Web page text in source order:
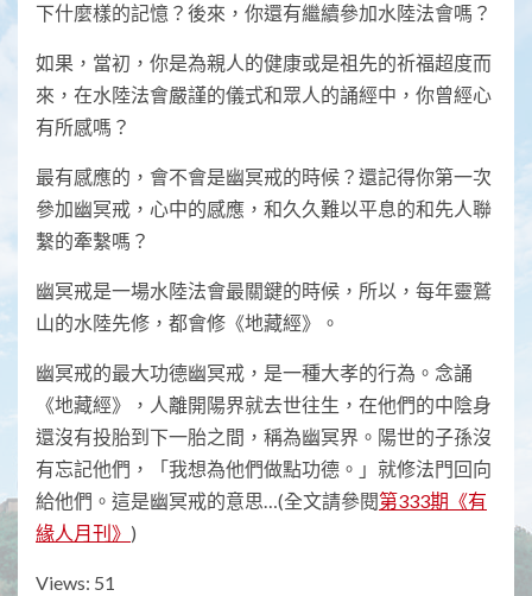
下什麼樣的記憶？後來，你還有繼續參加水陸法會嗎？
如果，當初，你是為親人的健康或是祖先的祈福超度而
來，在水陸法會嚴謹的儀式和眾人的誦經中，你曾經心
有所感嗎？
最有感應的，會不會是幽冥戒的時候？還記得你第一次
參加幽冥戒，心中的感應，和久久難以平息的和先人聯
繫的牽繫嗎？
幽冥戒是一場水陸法會最關鍵的時候，所以，每年靈鷲
山的水陸先修，都會修《地藏經》。
幽冥戒的最大功德幽冥戒，是一種大孝的行為。念誦
《地藏經》，人離開陽界就去世往生，在他們的中陰身
還沒有投胎到下一胎之間，稱為幽冥界。陽世的子孫沒
有忘記他們，「我想為他們做點功德。」就修法門回向
給他們。這是幽冥戒的意思…(全文請參閱第333期《有
緣人月刊》 )
Views: 51